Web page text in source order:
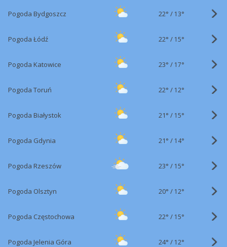
Pogoda Bydgoszcz 22° / 13°
Pogoda Łódź 22° / 15°
Pogoda Katowice 23° / 17°
Pogoda Toruń 22° / 12°
Pogoda Białystok 21° / 15°
Pogoda Gdynia 21° / 14°
Pogoda Rzeszów 23° / 15°
Pogoda Olsztyn 20° / 12°
Pogoda Częstochowa 22° / 15°
Pogoda Jelenia Góra 24° / 12°